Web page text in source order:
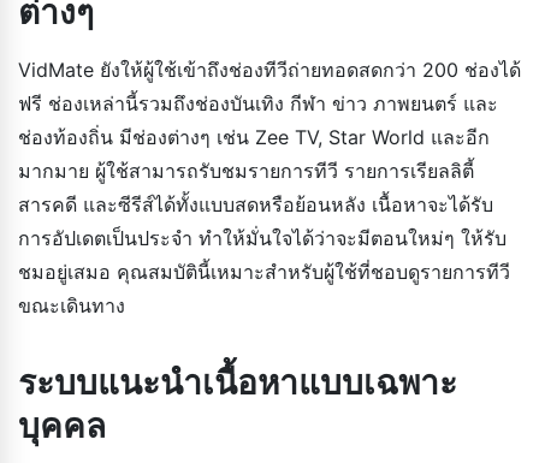
ต่างๆ
VidMate ยังให้ผู้ใช้เข้าถึงช่องทีวีถ่ายทอดสดกว่า 200 ช่องได้
ฟรี ช่องเหล่านี้รวมถึงช่องบันเทิง กีฬา ข่าว ภาพยนตร์ และ
ช่องท้องถิ่น มีช่องต่างๆ เช่น Zee TV, Star World และอีก
มากมาย ผู้ใช้สามารถรับชมรายการทีวี รายการเรียลลิตี้
สารคดี และซีรีส์ได้ทั้งแบบสดหรือย้อนหลัง เนื้อหาจะได้รับ
การอัปเดตเป็นประจำ ทำให้มั่นใจได้ว่าจะมีตอนใหม่ๆ ให้รับ
ชมอยู่เสมอ คุณสมบัตินี้เหมาะสำหรับผู้ใช้ที่ชอบดูรายการทีวี
ขณะเดินทาง
ระบบแนะนำเนื้อหาแบบเฉพาะ
บุคคล